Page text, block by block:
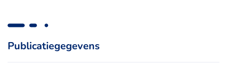
Publicatiegegevens